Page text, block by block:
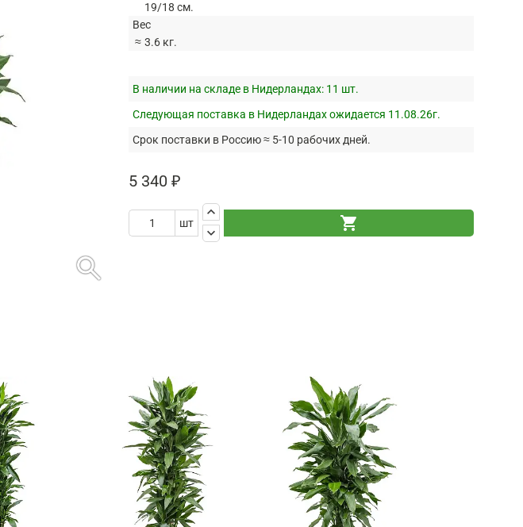
search
19/18 см.
Вес
≈ 3.6 кг.
В наличии на складе в Нидерландах: 11 шт.
Следующая поставка в Нидерландах ожидается 11.08.26г.
Срок поставки в Россию ≈ 5-10 рабочих дней.
5 340 ₽
шт
keyboard_arrow_up
keyboard_arrow_down
shopping_cart